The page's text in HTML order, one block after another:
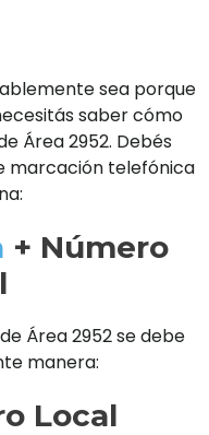
sea porque
saber cómo
Área 2952. Debés
marcación telefónica
+ Número
Área 2952 se debe
manera:
Local